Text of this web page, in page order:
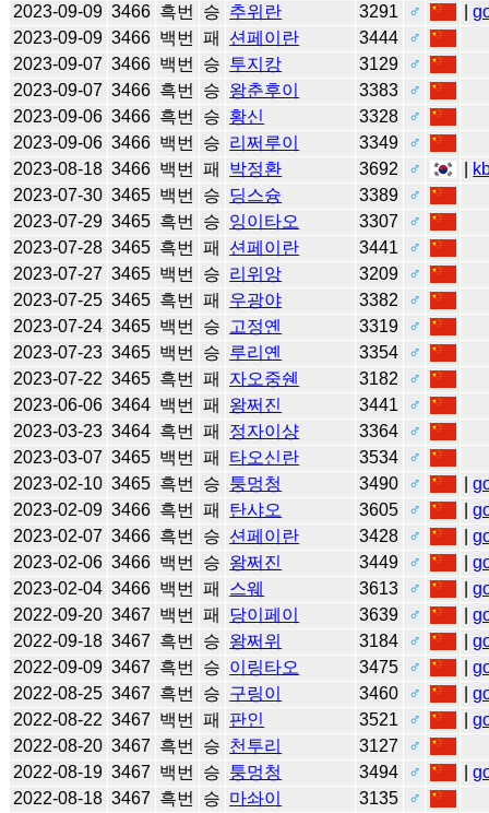
2023-09-09 3466 흑번 승 추위란 3291 ♂ |
2023-09-09 3466 백번 패 션페이란 3444
♂
2023-09-07 3466 백번 승 투지캉 3129
♂
2023-09-07 3466 흑번 승 왕춘후이 3383
♂
2023-09-06 3466 흑번 승 황신 3328
♂
2023-09-06 3466 백번 승 리쩌루이 3349
♂
2023-08-18 3466 백번 패 박정환 3692 ♂
2023-07-30 3465 백번 승 딩스슝 3389
♂
2023-07-29 3465 흑번 승 잉이타오 3307
♂
2023-07-28 3465 흑번 패 션페이란 3441
♂
2023-07-27 3465 백번 승 리위앙 3209
♂
2023-07-25 3465 흑번 패 우광야 3382
♂
2023-07-24 3465 백번 승 고정옌 3319
♂
2023-07-23 3465 백번 승 루리옌 3354
♂
2023-07-22 3465 흑번 패 자오중쉔 3182
♂
2023-06-06 3464 백번 패 왕쩌진 3441
♂
2023-03-23 3464 흑번 패 정자이샹 3364
♂
2023-03-07 3465 백번 패 타오신란 3534
♂
2023-02-10 3465 흑번 승 퉁멍청 3490 ♂ |
2023-02-09 3466 흑번 패 탄샤오 3605 ♂ |
2023-02-07 3466 흑번 승 션페이란 3428 ♂ |
2023-02-06 3466 백번 승 왕쩌진 3449 ♂ |
2023-02-04 3466 백번 패 스웨 3613 ♂ |
2022-09-20 3467 백번 패 당이페이 3639 ♂ |
2022-09-18 3467 흑번 승 왕쩌위 3184 ♂ |
2022-09-09 3467 흑번 승 이링타오 3475 ♂ |
2022-08-25 3467 흑번 승 구링이 3460 ♂ |
2022-08-22 3467 백번 패 판인 3521 ♂ |
2022-08-20 3467 흑번 승 천투리 3127
♂
2022-08-19 3467 백번 승 퉁멍청 3494 ♂ |
2022-08-18 3467 흑번 승 마솨이 3135
♂